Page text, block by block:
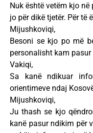
Nuk është vetëm kjo në
jo për dikë tjetër. Për të
Mijushkoviqi,
Besoni se kjo po më
personalisht kam
Vakiqi,
Sa kanë ndikuar
orientimeve ndaj
Mijushkoviqi,
Ju thash se kjo
kanë pasur ndikim për